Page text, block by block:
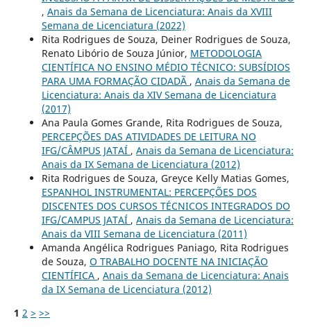
, Anais da Semana de Licenciatura: Anais da XVIII
Semana de Licenciatura (2022)
Rita Rodrigues de Souza, Deiner Rodrigues de Souza,
Renato Libório de Souza Júnior, METODOLOGIA
CIENTÍFICA NO ENSINO MÉDIO TÉCNICO: SUBSÍDIOS
PARA UMA FORMAÇÃO CIDADÃ , Anais da Semana de
Licenciatura: Anais da XIV Semana de Licenciatura
(2017)
Ana Paula Gomes Grande, Rita Rodrigues de Souza,
PERCEPÇÕES DAS ATIVIDADES DE LEITURA NO
IFG/CÂMPUS JATAÍ , Anais da Semana de Licenciatura:
Anais da IX Semana de Licenciatura (2012)
Rita Rodrigues de Souza, Greyce Kelly Matias Gomes,
ESPANHOL INSTRUMENTAL: PERCEPÇÕES DOS
DISCENTES DOS CURSOS TÉCNICOS INTEGRADOS DO
IFG/CAMPUS JATAÍ , Anais da Semana de Licenciatura:
Anais da VIII Semana de Licenciatura (2011)
Amanda Angélica Rodrigues Paniago, Rita Rodrigues
de Souza, O TRABALHO DOCENTE NA INICIAÇÃO
CIENTÍFICA , Anais da Semana de Licenciatura: Anais
da IX Semana de Licenciatura (2012)
1 2 > >>